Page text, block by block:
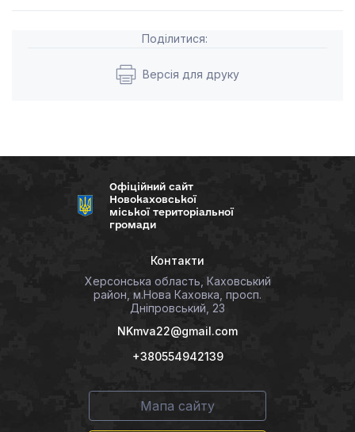
Поділитися:
Версія для друку
Офіційний сайт
Новокаховської
міської територіальної
громади
Контакти
Херсонська область, Каховський
район, м.Нова Каховка, просп.
Дніпровський, 23
NKmva22@gmail.com
+380554942139
Мапа сайту